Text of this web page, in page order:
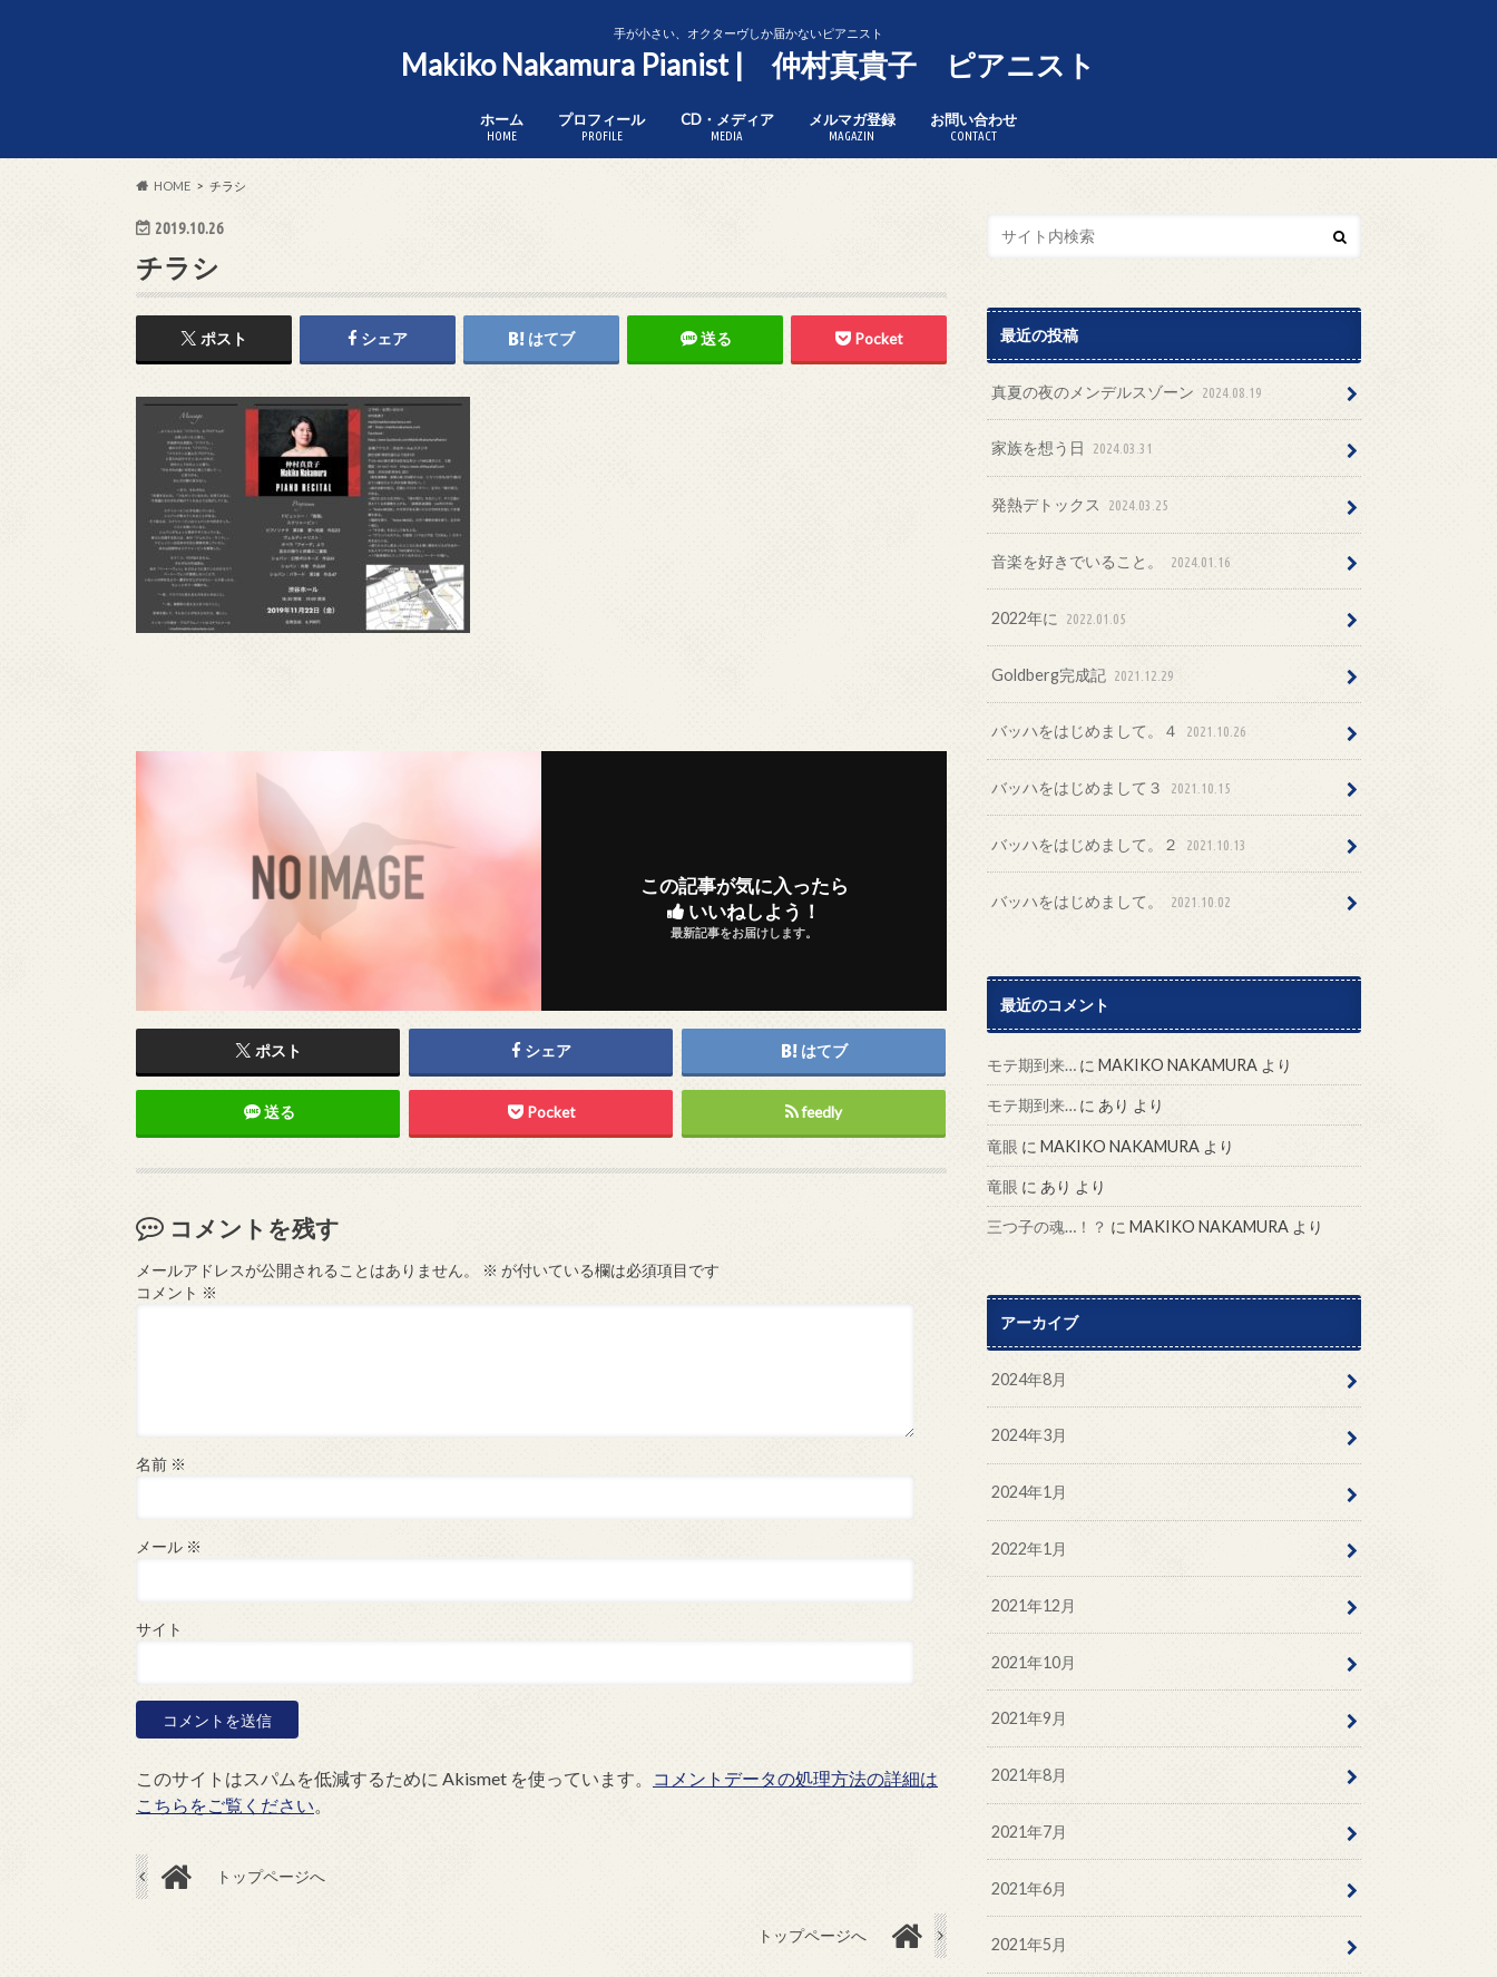
手が小さい、オクターヴしか届かないピアニスト
Makiko Nakamura Pianist | 仲村真貴子 ピアニスト
ホーム
HOME
プロフィール
PROFILE
CD・メディア
MEDIA
メルマガ登録
MAGAZIN
お問い合わせ
CONTACT
HOME チラシ
2019.10.26
チラシ
ポスト シェア はてブ 送る Pocket
この記事が気に入ったら
いいねしよう！
最新記事をお届けします。
ポスト シェア はてブ
送る Pocket feedly
コメントを残す
メールアドレスが公開されることはありません。 ※ が付いている欄は必須項目です
コメント ※
名前 ※
メール ※
サイト
このサイトはスパムを低減するために Akismet を使っています。
コメントデータの処理方法の詳細は
こちらをご覧ください。
トップページへ
トップページへ
最近の投稿
真夏の夜のメンデルスゾーン 2024.08.19
家族を想う日 2024.03.31
発熱デトックス 2024.03.25
音楽を好きでいること。 2024.01.16
2022年に 2022.01.05
Goldberg完成記 2021.12.29
バッハをはじめまして。４ 2021.10.26
バッハをはじめまして３ 2021.10.15
バッハをはじめまして。２ 2021.10.13
バッハをはじめまして。 2021.10.02
最近のコメント
モテ期到来… に MAKIKO NAKAMURA より
モテ期到来… に あり より
竜眼 に MAKIKO NAKAMURA より
竜眼 に あり より
三つ子の魂…！？ に MAKIKO NAKAMURA より
アーカイブ
2024年8月
2024年3月
2024年1月
2022年1月
2021年12月
2021年10月
2021年9月
2021年8月
2021年7月
2021年6月
2021年5月